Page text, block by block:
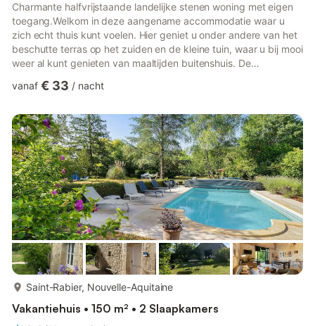
Charmante halfvrijstaande landelijke stenen woning met eigen
toegang.Welkom in deze aangename accommodatie waar u
zich echt thuis kunt voelen. Hier geniet u onder andere van het
beschutte terras op het zuiden en de kleine tuin, waar u bij mooi
weer al kunt genieten van maaltijden buitenshuis. De
betoveren door de vele rotsachtige baaien en stranden, zoals
maak uitstapjes naar Saint-Quay Portrieux, Tréguier, Guingamp
of Paimpol. U hebt volop excursiemogelijkheden rondom, zowel
...
vanaf € 33 / nacht
Saint-Rabier, Nouvelle-Aquitaine
Vakantiehuis • 150 m² • 2 Slaapkamers